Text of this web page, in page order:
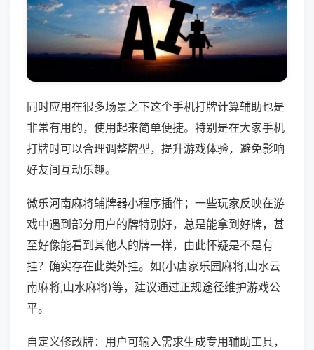
同时应用在很多场景之下这个手机打牌计算辅助也是
非常有用的，使用起来简单便捷。特别是在大家手机
打牌时可以合理调整牌型，提升游戏体验，避免影响
好友间互动乐趣。
微乐河南麻将辅牌器小程序插件；一些玩家反映在游
戏中遇到部分用户的牌特别好，总是能拿到好牌，甚
至好像能看到其他人的牌一样，由此怀疑是不是有
挂？确实存在此类外挂。如(小唐家乐园麻将,山水云
南麻将,山水麻将)等，建议通过正规途径维护游戏公
平。
自定义修改牌：用户可输入需求生成专用辅助工具，